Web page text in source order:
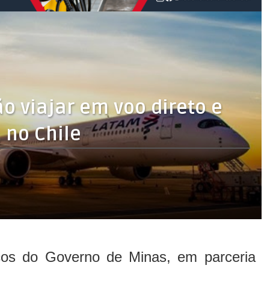
viajar em voo direto e
Chile
do Governo de Minas, em parceria